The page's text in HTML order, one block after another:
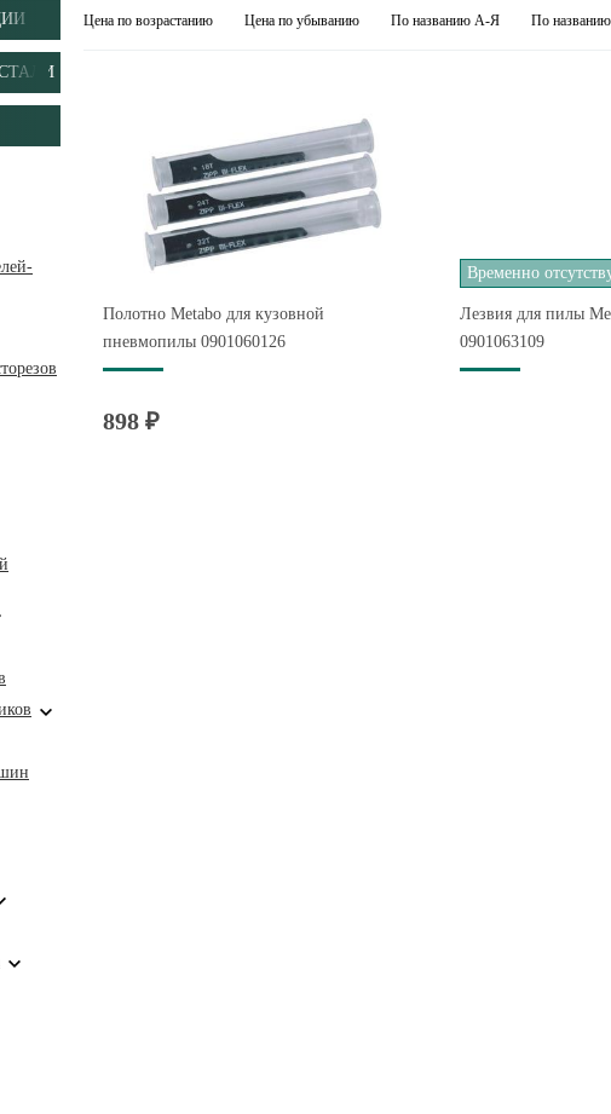
Цена по возрастанию Цена по убыванию По названию А-Я По
Полотно Metabo для кузовной
пневмопилы 0901060126
898 ₽
Временно
Лезвия для пилы
0901063109